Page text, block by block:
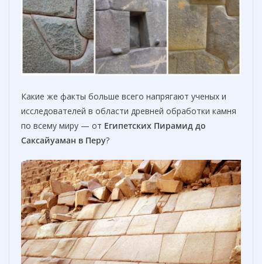
Какие же факты больше всего напрягают ученых и
исследователей в области древней обработки камня
по всему миру — от Египетских Пирамид до
Саксайуаман в Перу?